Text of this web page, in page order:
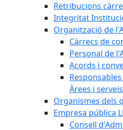
Retribucions
Integritat
Organització de
Càrrecs de
Personal de
Acords i
Àrees i serveis
Organismes dels
Empresa pública
Consell